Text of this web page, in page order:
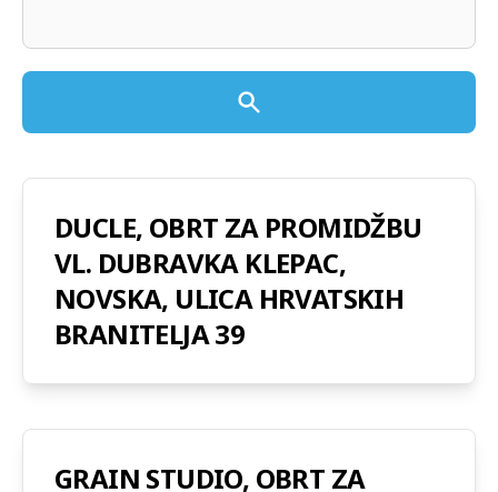
DUCLE, OBRT ZA PROMIDŽBU
VL. DUBRAVKA KLEPAC,
NOVSKA, ULICA HRVATSKIH
BRANITELJA 39
GRAIN STUDIO, OBRT ZA